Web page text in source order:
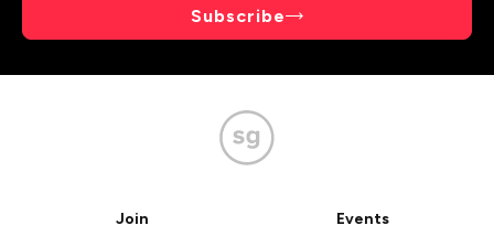
Subscribe
Join Events